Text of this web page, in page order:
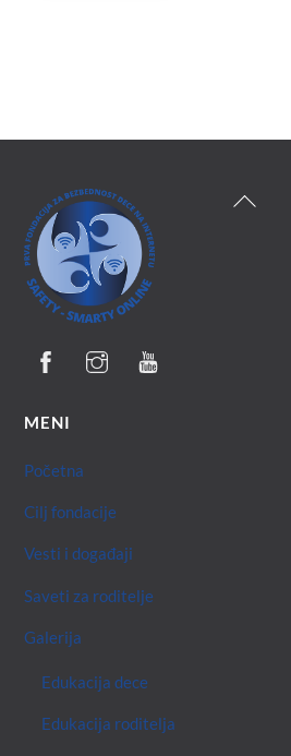
Back
MENI
Početna
Cilj fondacije
Vesti i događaji
Saveti za roditelje
Galerija
Edukacija dece
Edukacija roditelja